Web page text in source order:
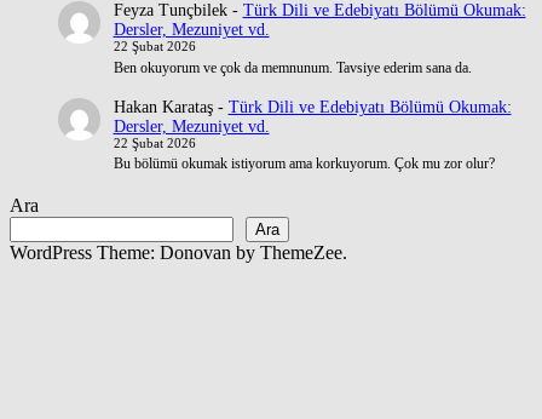
Feyza Tunçbilek- Türk Dili ve Edebiyatı Bölümü Okumak:
Dersler, Mezuniyet vd.
22 Şubat 2026
Ben okuyorum ve çok da memnunum. Tavsiye ederim sana da.
Hakan Karataş- Türk Dili ve Edebiyatı Bölümü Okumak:
Dersler, Mezuniyet vd.
22 Şubat 2026
Bu bölümü okumak istiyorum ama korkuyorum. Çok mu zor olur?
Ara
Ara
WordPress Theme: Donovan by ThemeZee.